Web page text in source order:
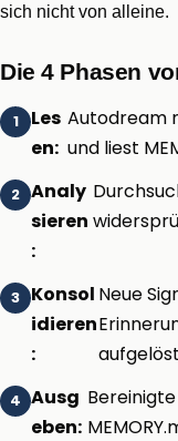
sich nicht von alleine.
Die 4 Phasen
Les
en:
Autodream
und liest
Analy
sieren
:
Konsol
idieren
:
Neue
aufgelöst
Ausg
eben: